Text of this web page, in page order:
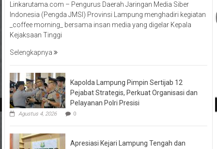
Linkarutama.com – Pengurus Daerah Jaringan Media Siber
Indonesia (Pengda JMSI) Provinsi Lampung menghadiri kegiatan
_coffee morning_ bersama insan media yang digelar Kepala
Kejaksaan Tinggi
Selengkapnya
Kapolda Lampung Pimpin Sertijab 12
Pejabat Strategis, Perkuat Organisasi dan
Pelayanan Polri Presisi
Agustus 4, 2026 0
Apresiasi Kejari Lampung Tengah dan